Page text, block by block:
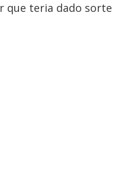
teria dado sorte